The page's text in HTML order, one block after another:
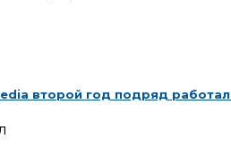
второй год подряд